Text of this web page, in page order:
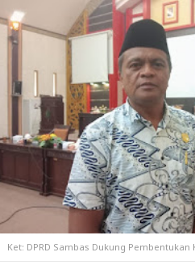
Ket: DPRD Sambas Dukung